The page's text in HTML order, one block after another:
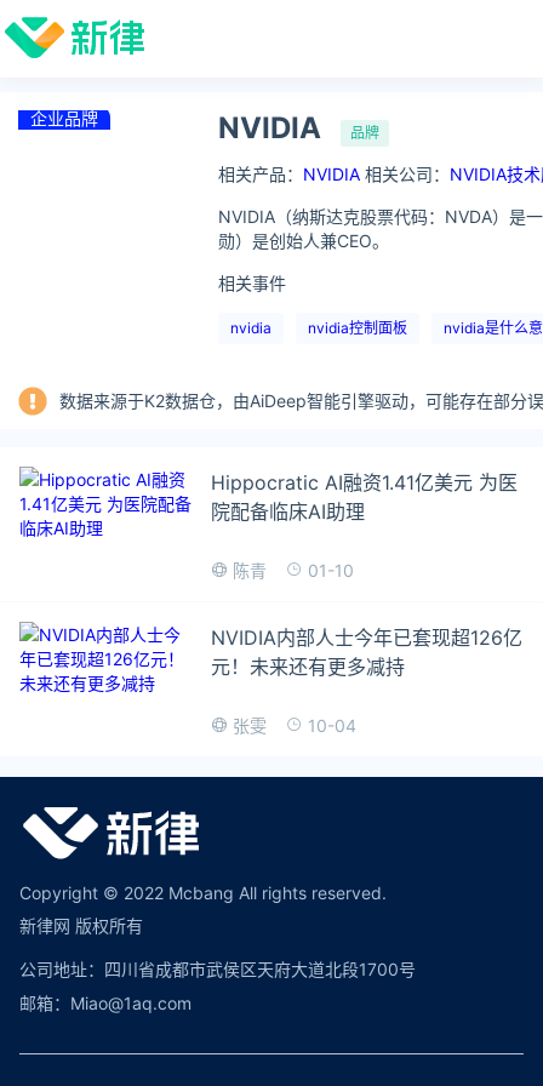
企业品牌 NVIDIA 品牌
相关产品： NVIDIA 相关公司： NVIDIA技
NVIDIA（纳斯达克股票代码：NVDA）是
勋）是创始人兼CEO。
相关事件
nvidia nvidia控制面板 nvidia是什么
数据来源于K2数据仓，由AiDeep智能引擎驱动，可能存在部分
Hippocratic AI融资1.41亿美元 为医
院配备临床AI助理
陈青 01-10
NVIDIA内部人士今年已套现超126亿
元！未来还有更多减持
张雯 10-04
Copyright © 2022 Mcbang All rights reserved.
新律网 版权所有
公司地址：四川省成都市武侯区天府大道北段1700号
邮箱：Miao@1aq.com